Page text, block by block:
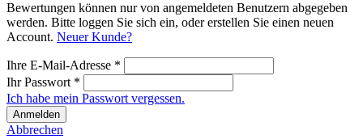
Bewertungen können nur von angemeldeten Benutzern abgegeben
werden. Bitte loggen Sie sich ein, oder erstellen Sie einen neuen
Account. Neuer Kunde?
Ihre E-Mail-Adresse *
Ihr Passwort *
Ich habe mein Passwort vergessen.
Anmelden
Abbrechen